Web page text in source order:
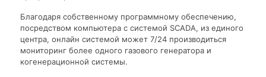
Благодаря собственному программному обеспечению,
посредством компьютера с системой SCADA, из единого
центра, онлайн системой может 7/24 производиться
мониторинг более одного газового генератора и
когенерационной системы.